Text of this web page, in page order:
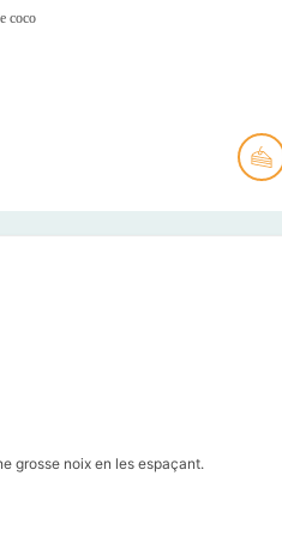
coco
grosse noix en les espaçant.